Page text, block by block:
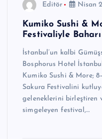
Editör Nisan
Kumiko Sushi &
Festivaliyle Baharı
İstanbul’un kalbi
Bosphorus Hotel
Kumiko Sushi & More;
Sakura Festivalini
geleneklerini birleştiren
simgeleyen festival,…